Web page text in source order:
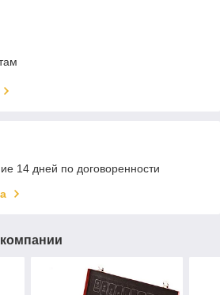
14 дней по договоренности